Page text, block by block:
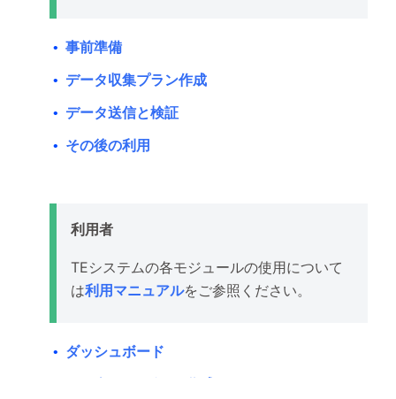
• 事前準備
• データ収集プラン作成
• データ送信と検証
• その後の利用
利用者
TEシステムの各モジュールの使用について
は利用マニュアルをご参照ください。
• ダッシュボード